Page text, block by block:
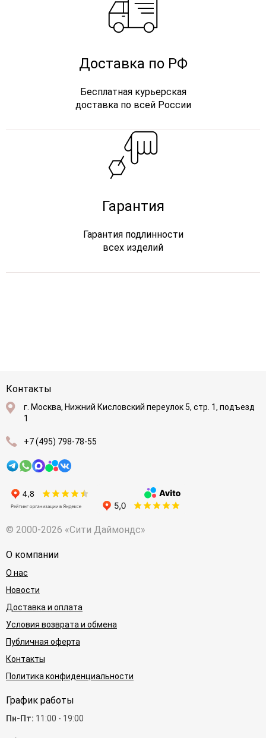
Доставка по РФ
Бесплатная курьерская
доставка по всей России
Гарантия
Гарантия подлинности
всех изделий
Контакты
г. Москва, Нижний Кисловский переулок 5, стр. 1, подъезд
1
+7 (495) 798-78-55
© 2000-2026 «Сити Даймондс»
О компании
О нас
Новости
Доставка и оплата
Условия возврата и обмена
Публичная оферта
Контакты
Политика конфиденциальности
График работы
Пн-Пт: 11:00 - 19:00